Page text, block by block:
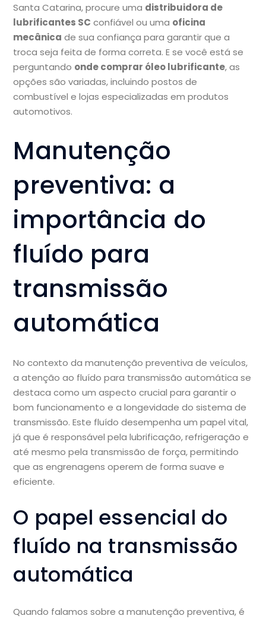
Santa Catarina, procure uma distribuidora de
lubrificantes SC confiável ou uma oficina
mecânica de sua confiança para garantir que a
troca seja feita de forma correta. E se você está se
perguntando onde comprar óleo lubrificante, as
opções são variadas, incluindo postos de
combustível e lojas especializadas em produtos
automotivos.
Manutenção
preventiva: a
importância do
fluído para
transmissão
automática
No contexto da manutenção preventiva de veículos,
a atenção ao fluído para transmissão automática se
destaca como um aspecto crucial para garantir o
bom funcionamento e a longevidade do sistema de
transmissão. Este fluído desempenha um papel vital,
já que é responsável pela lubrificação, refrigeração e
até mesmo pela transmissão de força, permitindo
que as engrenagens operem de forma suave e
eficiente.
O papel essencial do
fluído na transmissão
automática
Quando falamos sobre a manutenção preventiva, é